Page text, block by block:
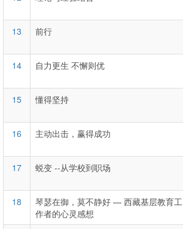
13
前行
14
自力更生 不懈则优
15
懂得坚持
16
主动出击，赢得成功
17
蜕变 --从学校到职场
18
琴瑟在御，莫不静好 — 西藏基层教育工
作者的心灵感想